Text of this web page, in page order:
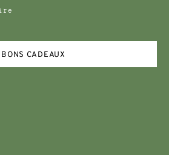
BONS CADEAUX